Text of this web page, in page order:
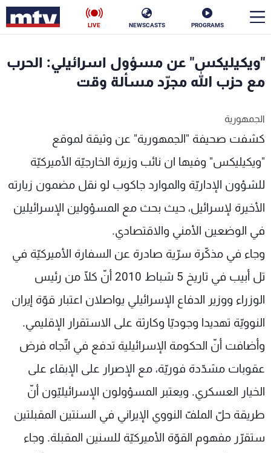
PROGRAMS
NEWSCASTS
LIVE
"ويكيليكس" عن مسؤول اسرائيلي: الحرب
مع حزب الله مجرّد مسألة وقت
الجمهورية
كشفت صحيفة "الجمهورية" عن وثيقة لموقع
"ويكيليكس" وفيها ان نائب وزيرة الخارجيّة الأميركيّة
للشؤون الإداريّة والموارد جاكوب لو نقل مضمون زيارته
الأخيرة لإسرائيل، حيث بحث مع المسؤولين الإسرائيلين
في الوضعين الأمني والاقتصادي.
وجاء في مذكّرة سرّية صادرة عن السفارة الأميركيّة في
تل أبيب في تاريخ 5 شباط 2010 أنّ كلّا من رئيس
الوزراء ووزير الدفاع الإسرائيلي يواصلان اعتبار قوّة إيران
النوويّة تهديدا وجوديّا وكارثة على الاستقرار الإقليمي.
وأضافت أنّ الحكومة الإسرائيلية تدفع في اتّجاه فرض
عقوبات مشدّدة فوريّة، مع الإصرار على الإبقاء على
الخيار العسكري. ويعتبر المسؤولون الإسرائيليّون أنّ
طريقة حلّ الملفّ النووي الإيراني في السنتين المقبلتين
ستقرّر مفهوم القوّة الأميركيّة للسنين المقبلة. وجاء
إقتصاد فن
منوعات رياضة
كأس العالم
البرامج
جدول البرامج
شاهد البرامج
الترددات
عن MTV
الإنـتـاج
لاعلاناتكم
وظائف
تواصل معنا
شروط الإسـتخدام
سياسة الخصوصية